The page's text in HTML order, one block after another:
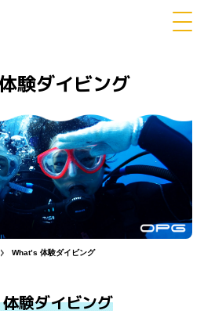
体験ダイビング
パラセーリング
験ダイビング
What’s 体験ダイビング
験ダイビング